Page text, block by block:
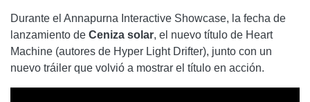
Durante el Annapurna Interactive Showcase, la fecha de
lanzamiento de Ceniza solar, el nuevo título de Heart
Machine (autores de Hyper Light Drifter), junto con un
nuevo tráiler que volvió a mostrar el título en acción.